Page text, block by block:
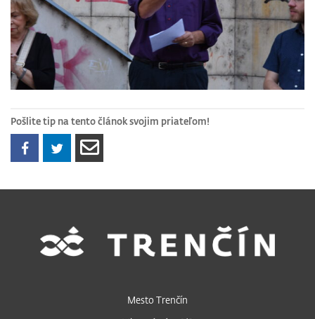
Pošlite tip na tento článok svojim priateľom!
Mesto Trenčín